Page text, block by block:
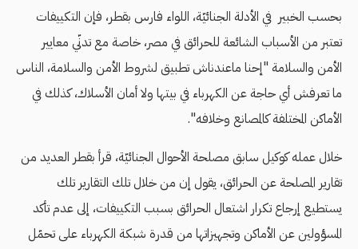
بحسب الخبير في الأدلة الجنائيّة، اللواء فارس بقطر، فإن التكييفات
تعتبر من الأسباب الشائعة للحرائق في مصر، خاصة مع تدنّي معايير
الأمن والسلامة "إحنا ماعندناش تطبيق لشروط الأمن والسلامة، الناس
ما تعرفش أي حاجة عن الكهرباء في بيتها ولا أمان الأسلاك، كذلك في
الأماكن المختلفة كالمصانع وخلافه".
خلال عمله كوكيل سابق مصلحة الأحوال الجنائيّة، قرأ بقطر العديد من
تقارير المصلحة عن الحرائق، يقول إن من خلال تلك التقارير تلك
يستطيع إرجاع تكرار اشتعال الحرائق بسبب التكييفات، إلى عدم تأكد
المسؤولين عن الأماكن وتجهيزاتها من قدرة شبكة الكهرباء على تحمّل